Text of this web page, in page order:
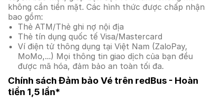
không cần tiền mặt. Các hình thức được chấp nhận
bao gồm:
Thẻ ATM/Thẻ ghi nợ nội địa
Thẻ tín dụng quốc tế Visa/Mastercard
Ví điện tử thông dụng tại Việt Nam (ZaloPay,
MoMo,...) Mọi thông tin giao dịch của bạn đều
được mã hóa, đảm bảo an toàn tối đa.
Chính sách Đảm bảo Vé trên redBus - Hoàn
tiền 1,5 lần*